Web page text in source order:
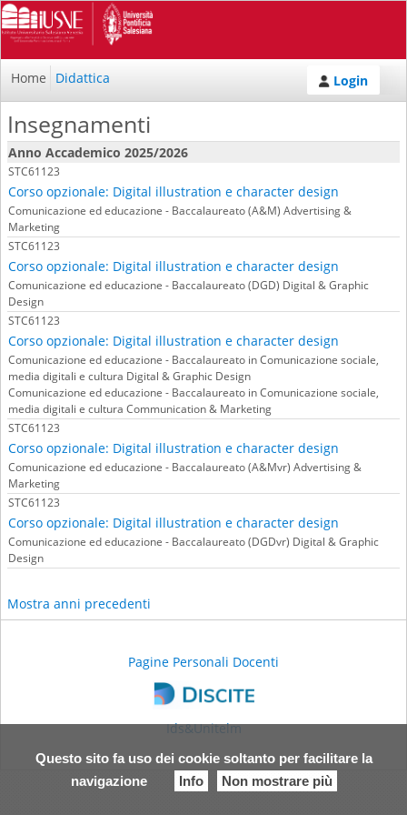
Questo sito fa uso dei cookie soltanto per facilitare la
navigazione
Info Non mostrare più
Home Didattica Login
Insegnamenti
Anno Accademico 2025/2026
STC61123
Corso opzionale: Digital illustration e character design
Comunicazione ed educazione - Baccalaureato (A&M) Advertising &
Marketing
STC61123
Corso opzionale: Digital illustration e character design
Comunicazione ed educazione - Baccalaureato (DGD) Digital & Graphic
Design
STC61123
Corso opzionale: Digital illustration e character design
Comunicazione ed educazione - Baccalaureato in Comunicazione sociale,
media digitali e cultura Digital & Graphic Design
Comunicazione ed educazione - Baccalaureato in Comunicazione sociale,
media digitali e cultura Communication & Marketing
STC61123
Corso opzionale: Digital illustration e character design
Comunicazione ed educazione - Baccalaureato (A&Mvr) Advertising &
Marketing
STC61123
Corso opzionale: Digital illustration e character design
Comunicazione ed educazione - Baccalaureato (DGDvr) Digital & Graphic
Design
Mostra anni precedenti
Pagine Personali Docenti
Ids&Unitelm